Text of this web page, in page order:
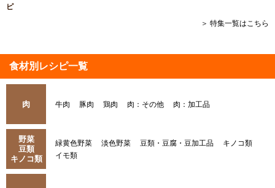
ピ
＞ 特集一覧はこちら
食材別レシピ一覧
肉 牛肉 豚肉 鶏肉 肉：その他 肉：加工品
野菜
豆類
キノコ類
緑黄色野菜 淡色野菜 豆類・豆腐・豆加工品
キノコ類
イモ類